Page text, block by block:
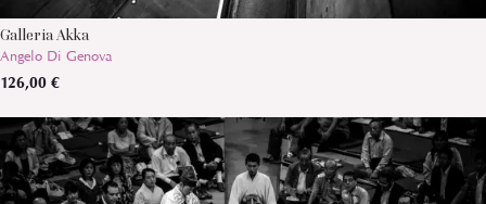
Galleria Akka
Angelo Di Genova
126,00 €